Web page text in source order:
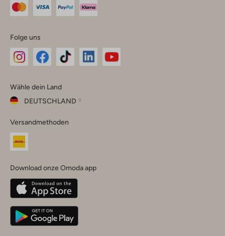
Folge uns
Instagram
Facebook
TikTok
Wähle dein Land
DEUTSCHLAND
dein
Land
Belgique(Français)
Deutschland
Versandmethoden
Download onze Omoda app